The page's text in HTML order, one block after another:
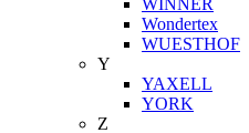
WINNER
Wondertex
WUESTHOF
Y
YAXELL
YORK
Z